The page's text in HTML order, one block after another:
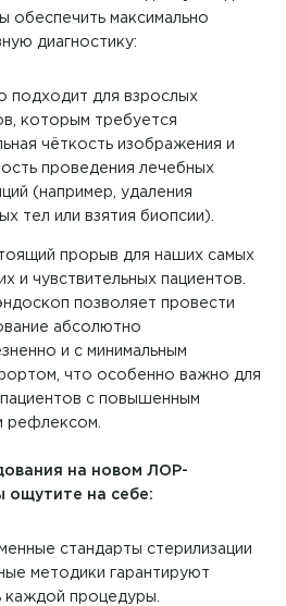
обеспечить максимально
диагностику:
подходит для взрослых
которым требуется
чёткость изображения и
проведения лечебных
(например, удаления
тел или взятия биопсии).
прорыв для наших самых
и чувствительных пациентов.
позволяет провести
абсолютно
и с минимальным
что особенно важно для
пациентов с повышенным
рефлексом.
на новом ЛОР-
ощутите на себе:
стандарты стерилизации
методики гарантируют
каждой процедуры.
Невского
храпа и апноэ
персональных данных
НА ПРИЕМ
персональных данных